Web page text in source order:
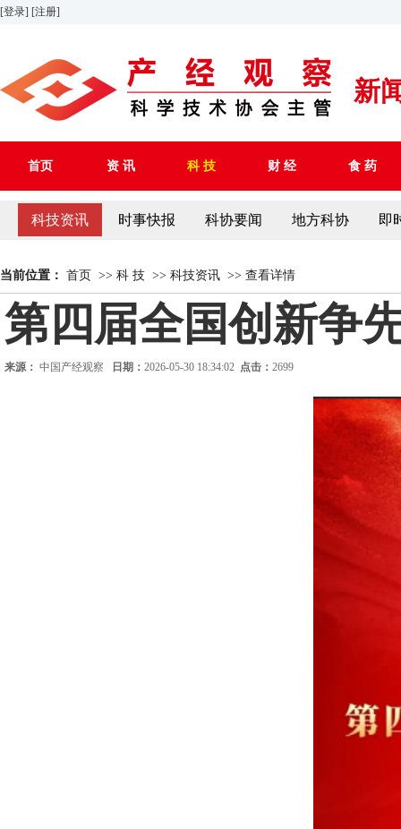
[登录] [注册]
新
首页 资 讯 科 技 财 经 食 药
科技资讯 时事快报 科协要闻 地方科协 即
当前位置： 首页 >> 科 技 >> 科技资讯 >> 查看详情
第四届全国创新争
来源： 中国产经观察 日期： 2026-05-30 18:34:02 点击： 2699